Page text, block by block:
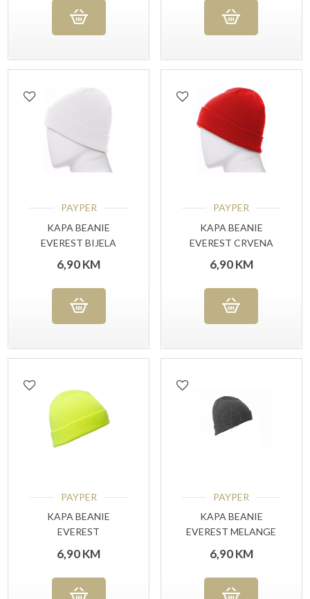
PAYPER
KAPA BEANIE
EVEREST BIJELA
6,90KM
PAYPER
KAPA BEANIE
EVEREST CRVENA
6,90KM
PAYPER
KAPA BEANIE
EVEREST
YELLOW
6,90KM
PAYPER
KAPA BEANIE
EVEREST MELANGE
6,90KM